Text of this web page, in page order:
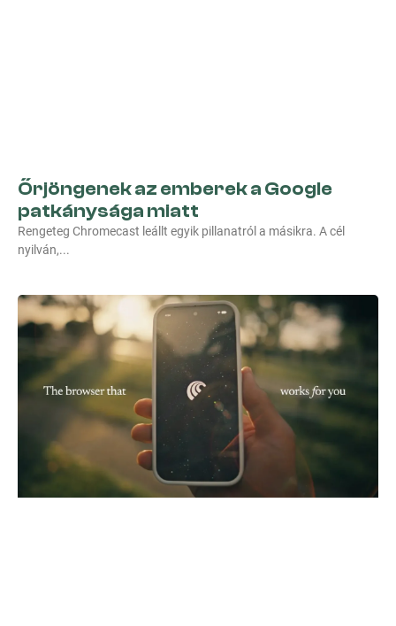
Őrjöngenek az emberek a Google
patkánysága miatt
Rengeteg Chromecast leállt egyik pillanatról a másikra. A cél
nyilván,